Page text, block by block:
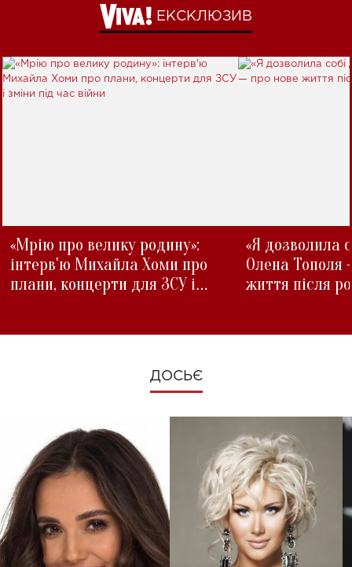
ЕКСКЛЮЗИВ
«Мрію про велику родину»:
інтерв'ю Михайла Хоми про
плани, концерти для ЗСУ і
«Я дозволила
Олена Тополя
життя після
ДОСЬЄ